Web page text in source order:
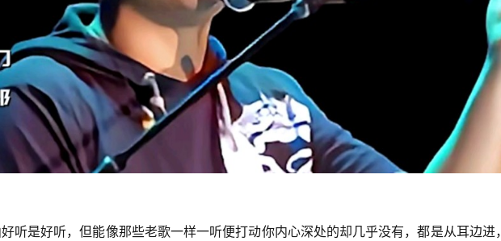
听是好听，但能像那些老歌一样一听便打动你内心深处的却几乎没有，都是从耳边进，